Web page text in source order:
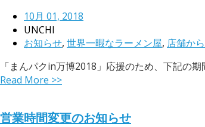
10月 01, 2018
UNCHI
お知らせ, 世界一暇なラーメン屋, 店舗か
「まんパクin万博2018」応援のため、下記の
Read More >>
営業時間変更のお知らせ